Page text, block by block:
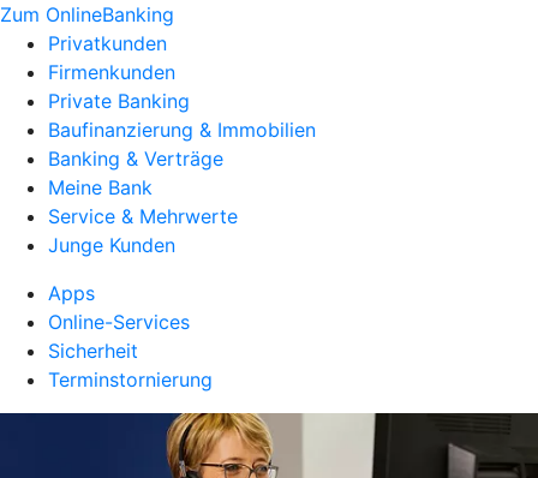
Zum OnlineBanking
Privatkunden
Firmenkunden
Private Banking
Baufinanzierung & Immobilien
Banking & Verträge
Meine Bank
Service & Mehrwerte
Junge Kunden
Apps
Online-Services
Sicherheit
Terminstornierung